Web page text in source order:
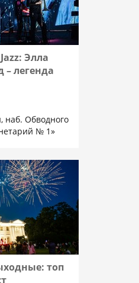
Элла
легенда
наб. Обводного
№ 1»
топ